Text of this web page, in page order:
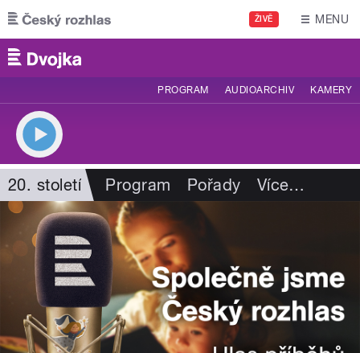
Přejít k hlavnímu obsahu
ŽIVĚ MENU
PROGRAM AUDIOARCHIV KAMERY
20. století Program Pořady Více…